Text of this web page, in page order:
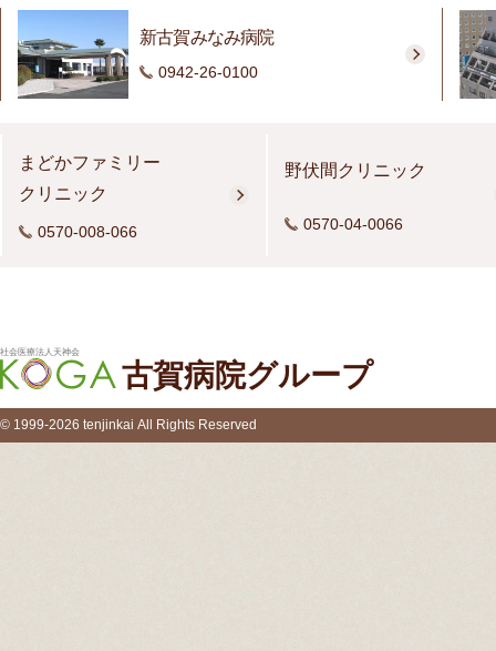
新古賀みなみ病院
0942-26-0100
まどかファミリー
クリニック
0570-008-066
野伏間クリニック
0570-04-0066
社会医療法人天神会
古賀病院グループ
© 1999-2026 tenjinkai All Rights Reserved